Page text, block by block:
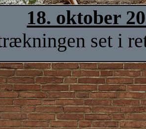
18. oktober
set i